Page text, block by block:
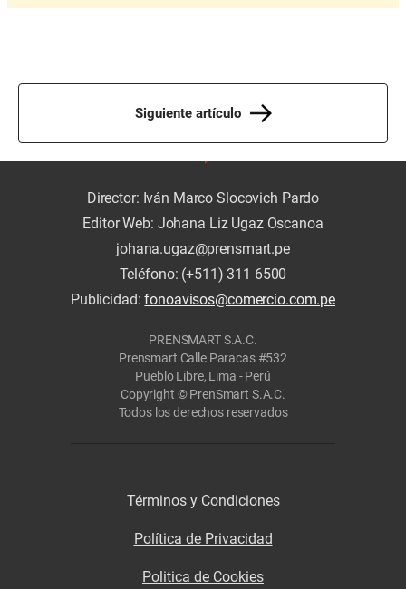
Siguiente artículo
Director: Iván Marco Slocovich Pardo
Editor Web: Johana Liz Ugaz Oscanoa
johana.ugaz@prensmart.pe
Teléfono: (+511) 311 6500
Publicidad:fonoavisos@comercio.com.pe
PRENSMART S.A.C.
Prensmart Calle Paracas #532
Pueblo Libre, Lima - Perú
Copyright © PrenSmart S.A.C.
Todos los derechos reservados
Términos y Condiciones
Política de Privacidad
Politica de Cookies